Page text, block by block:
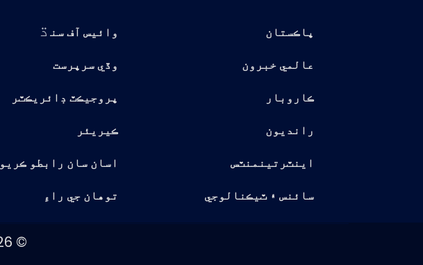
پاڪستان
عالمي خبرون
ڪاروبار
رانديون
اينٽرتينمنٽس
سائنس ۽ ٽيڪنالوجي
وائيس آف سن ڌ
وڏي سرپرست
پروجيڪٽ ڊائريڪٽر
ڪيريئر
اسان سان رابطو ڪريو
توهان جي راءِ
© 2026 وائس آف سندھ